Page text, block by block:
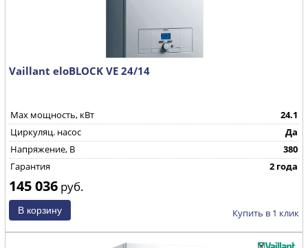
Vaillant eloBLOCK VE 24/14
Max мощность, кВт
24.1
Циркуляц. насос
Да
Напряжение, В
380
Гарантия
2 года
145 036 руб.
Купить в 1 клик